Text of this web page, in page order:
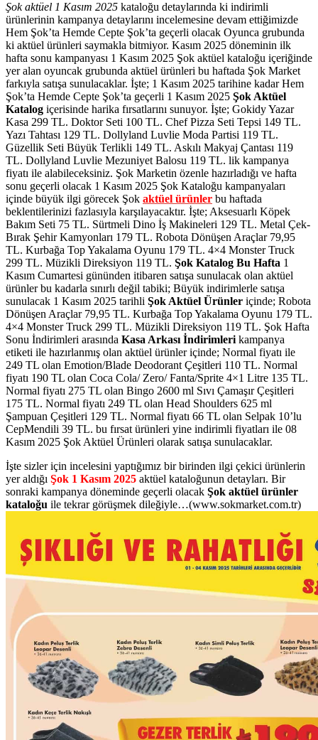
Şok aktüel 1 Kasım 2025 kataloğu detaylarında ki indirimli
ürünlerinin kampanya detaylarını incelemesine devam ettiğimizde
Hem Şok’ta Hemde Cepte Şok’ta geçerli olacak Oyunca grubunda
ki aktüel ürünleri saymakla bitmiyor. Kasım 2025 döneminin ilk
hafta sonu kampanyası 1 Kasım 2025 Şok aktüel kataloğu içeriğinde
yer alan oyuncak grubunda aktüel ürünleri bu haftada Şok Market
farkıyla satışa sunulacaklar. İşte; 1 Kasım 2025 tarihine kadar Hem
Şok’ta Hemde Cepte Şok’ta geçerli 1 Kasım 2025 ŞokAktüel
Katalog içerisinde harika fırsatlarını sunuyor. İşte; Gokidy Yazar
Kasa 299 TL. Doktor Seti 100 TL. Chef Pizza Seti Tepsi 149 TL.
Yazı Tahtası 129 TL. Dollyland Luvlie Moda Partisi 119 TL.
Güzellik Seti Büyük Terlikli 149 TL. Askılı Makyaj Çantası 119
TL. Dollyland Luvlie Mezuniyet Balosu 119 TL. lik kampanya
fiyatı ile alabileceksiniz. Şok Marketin özenle hazırladığı ve hafta
sonu geçerli olacak 1 Kasım 2025 Şok Kataloğu kampanyaları
içinde büyük ilgi görecek Şok aktüel ürünler bu haftada
beklentilerinizi fazlasıyla karşılayacaktır. İşte; Aksesuarlı Köpek
Bakım Seti 75 TL. Sürtmeli Dino İş Makineleri 129 TL. Metal Çek-
Bırak Şehir Kamyonları 179 TL. Robota Dönüşen Araçlar 79,95
TL. Kurbağa Top Yakalama Oyunu 179 TL. 4×4 Monster Truck
299 TL. Müzikli Direksiyon 119 TL. Şok Katalog Bu Hafta 1
Kasım Cumartesi gününden itibaren satışa sunulacak olan aktüel
ürünler bu kadarla sınırlı değil tabiki; Büyük indirimlerle satışa
sunulacak 1 Kasım 2025 tarihli Şok Aktüel Ürünler içinde; Robota
Dönüşen Araçlar 79,95 TL. Kurbağa Top Yakalama Oyunu 179 TL.
4×4 Monster Truck 299 TL. Müzikli Direksiyon 119 TL. Şok Hafta
Sonu İndirimleri arasında Kasa Arkası İndirimlerikampanya
etiketi ile hazırlanmış olan aktüel ürünler içinde; Normal fiyatı ile
249 TL olan Emotion/Blade Deodorant Çeşitleri 110 TL. Normal
fiyatı 190 TL olan Coca Cola/ Zero/ Fanta/Sprite 4×1 Litre 135 TL.
Normal fiyatı 275 TL olan Bingo 2600 ml Sıvı Çamaşır Çeşitleri
175 TL. Normal fiyatı 249 TL olan Head Shoulders 625 ml
Şampuan Çeşitleri 129 TL. Normal fiyatı 66 TL olan Selpak 10’lu
CepMendili 39 TL. bu fırsat ürünleri yine indirimli fiyatları ile 08
Kasım 2025 Şok Aktüel Ürünleri olarak satışa sunulacaklar.
İşte sizler için incelesini yaptığımız bir birinden ilgi çekici ürünlerin
yer aldığı Şok 1 Kasım 2025 aktüel kataloğunun detayları. Bir
sonraki kampanya döneminde geçerli olacak Şok aktüel ürünler
kataloğu ile tekrar görüşmek dileğiyle…(www.sokmarket.com.tr)